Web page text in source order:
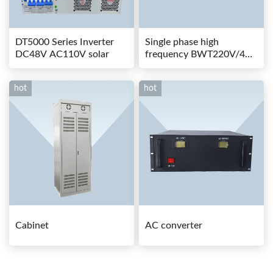
DT5000 Series Inverter
DC48V AC110V solar
Single phase high
frequency BWT220V/48-
80AS switching power
hot
Cabinet
hot
AC converter